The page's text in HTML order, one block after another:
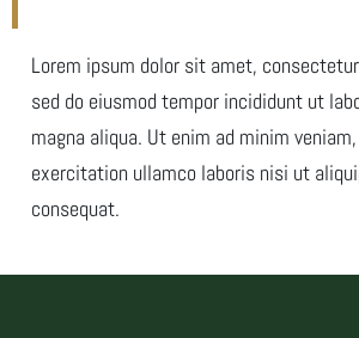
Lorem ipsum dolor sit amet,
sed do eiusmod tempor incididunt ut
magna aliqua. Ut enim ad minim
exercitation ullamco laboris nisi ut
consequat.